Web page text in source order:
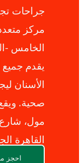
جراحات
مركز
الخامس -
يقدم
الأسنان
صحية.
القاهرة
احجز